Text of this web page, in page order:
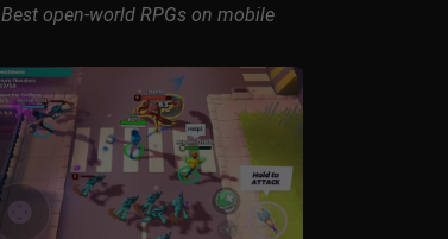
Best open-world RPGs on mobile